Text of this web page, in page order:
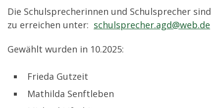
Die Schulsprecherinnen und Schulsprecher sind
zu erreichen unter: schulsprecher.agd@web.de
Gewählt wurden in 10.2025:
Frieda Gutzeit
Mathilda Senftleben